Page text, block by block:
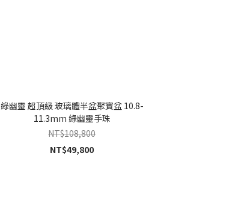
綠幽靈 超頂級 玻璃體半盆聚寶盆 10.8-
11.3mm 綠幽靈手珠
NT$108,800
NT$49,800